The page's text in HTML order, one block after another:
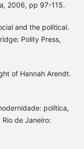
2006, pp 97-115.
and the political.
Polity Press,
of Hannah Arendt.
política,
de Janeiro: